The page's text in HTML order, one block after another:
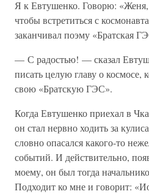
Я к Евтушенко. Говорю:
чтобы встретиться с
заканчивал поэму «Братская
— С радостью! — сказал
писать целую главу о космосе,
свою «Братскую ГЭС».
Когда Евтушенко приехал в
он стал нервно ходить за
словно опасался какого-то
событий. И действительно,
моему, он был тогда
Подходит ко мне и говорит: